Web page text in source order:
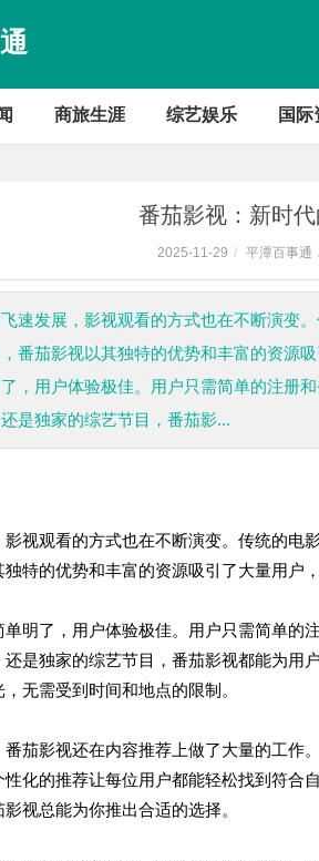
商旅生涯 综艺娱乐 国际
番茄影视：新时
2025-11-29 / 平潭百事通
速发展，影视观看的方式也在不断演变
番茄影视以其独特的优势和丰富的资源
，用户体验极佳。用户只需简单的注册
是独家的综艺节目，番茄影...
视观看的方式也在不断演变。传统的
特的优势和丰富的资源吸引了大量用户
明了，用户体验极佳。用户只需简单的
是独家的综艺节目，番茄影视都能为
无需受到时间和地点的限制。
茄影视还在内容推荐上做了大量的工
化的推荐让每位用户都能轻松找到符
视总能为你推出合适的选择。